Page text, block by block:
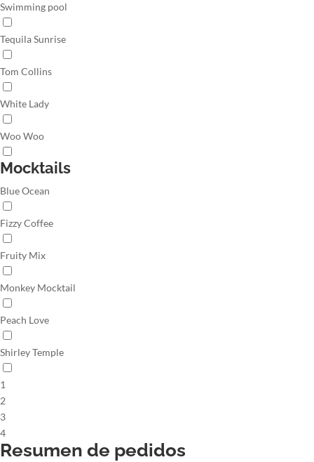
Swimming pool
Tequila Sunrise
Tom Collins
White Lady
Woo Woo
Mocktails
Blue Ocean
Fizzy Coffee
Fruity Mix
Monkey Mocktail
Peach Love
Shirley Temple
1
2
3
4
Resumen de pedidos